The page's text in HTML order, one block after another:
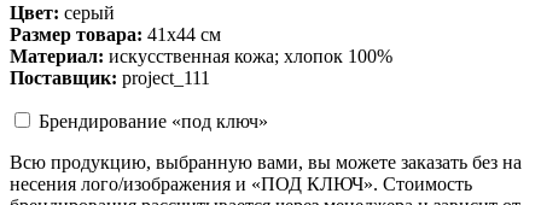
Цвет: серый
Размер товара: 41х44 см
Материал: искусственная кожа; хлопок 100%
Поставщик: project_111
Брендирование «под ключ»
Всю продукцию, выбранную вами, вы можете заказать без на
несения лого/изображения и «ПОД КЛЮЧ». Стоимость